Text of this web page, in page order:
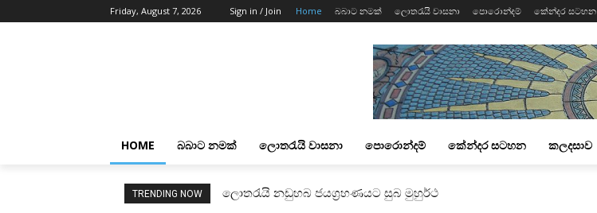
Friday, August 7, 2026 Sign in / Join Home බබාට නමක් ලොතරැයි වාසනා පොරොන්දම් කේන්දර සටහන
HOME බබාට නමක් ලොතරැයි වාසනා පොරොන්දම් කේන්දර සටහන කලදසාව
TRENDING NOW ලොතරැයි නඩුහබ ජයග්‍රහණයට සුබ මුහුර්ථ